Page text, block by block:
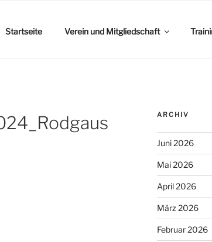
Startseite Verein und Mitgliedschaft
ARCHIV
Juni 2026
Mai 2026
April 2026
März 2026
Februar 2026